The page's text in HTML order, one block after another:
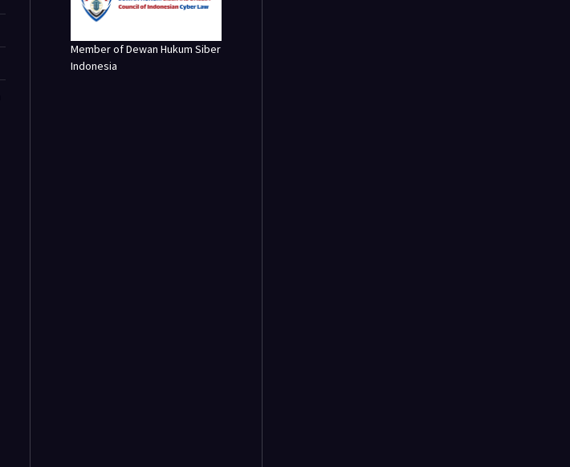
Member of Dewan Hukum Siber
Indonesia